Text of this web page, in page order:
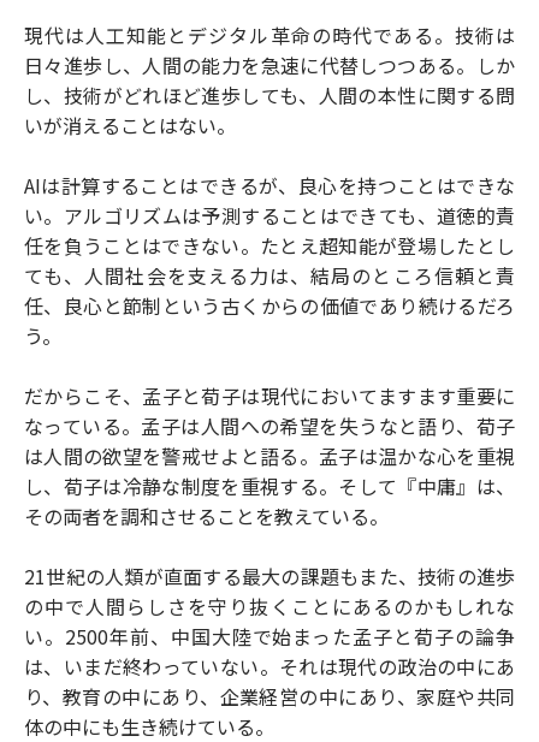
現代は人工知能とデジタル革命の時代である。技術は
日々進歩し、人間の能力を急速に代替しつつある。しか
し、技術がどれほど進歩しても、人間の本性に関する問
いが消えることはない。
AIは計算することはできるが、良心を持つことはできな
い。アルゴリズムは予測することはできても、道徳的責
任を負うことはできない。たとえ超知能が登場したとし
ても、人間社会を支える力は、結局のところ信頼と責
任、良心と節制という古くからの価値であり続けるだろ
う。
だからこそ、孟子と荀子は現代においてますます重要に
なっている。孟子は人間への希望を失うなと語り、荀子
は人間の欲望を警戒せよと語る。孟子は温かな心を重視
し、荀子は冷静な制度を重視する。そして『中庸』は、
その両者を調和させることを教えている。
21世紀の人類が直面する最大の課題もまた、技術の進歩
の中で人間らしさを守り抜くことにあるのかもしれな
い。2500年前、中国大陸で始まった孟子と荀子の論争
は、いまだ終わっていない。それは現代の政治の中にあ
り、教育の中にあり、企業経営の中にあり、家庭や共同
体の中にも生き続けている。